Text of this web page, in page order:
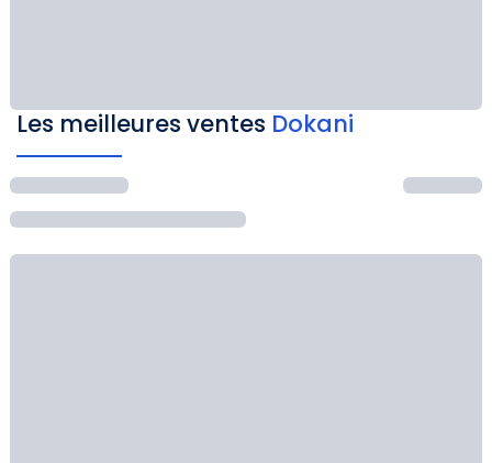
Les meilleures ventes Dokani